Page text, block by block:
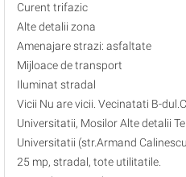
Curent trifazic
Alte detalii zona
Amenajare strazi: asfaltate
Mijloace de transport
Iluminat stradal
Vicii Nu are vicii. Vecinatati B-
Universitatii, Mosilor Alte detalii
Universitatii (str.Armand
25 mp, stradal, tote utilitatile.